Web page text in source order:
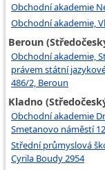
Obchodní akademie
Obchodní akademie,
Beroun
Obchodní akademie,
právem státní
486/2, Beroun
Kladno
Obchodní akademie
Smetanovo náměstí
Střední průmyslová
Cyrila Boudy 2954